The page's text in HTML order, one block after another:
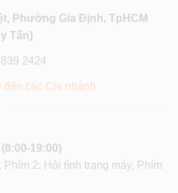
Phường Gia Định, TpHCM
Tấn)
2424
các Chi nhánh
(8:00-19:00)
2: Hỏi tình trạng máy, Phím